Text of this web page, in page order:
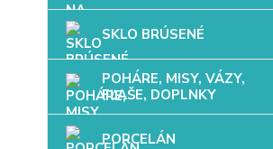
SKLO BRÚSENÉ
POHÁRE, MISY, VÁZY,
FĽAŠE, DOPLNKY
PORCELÁN